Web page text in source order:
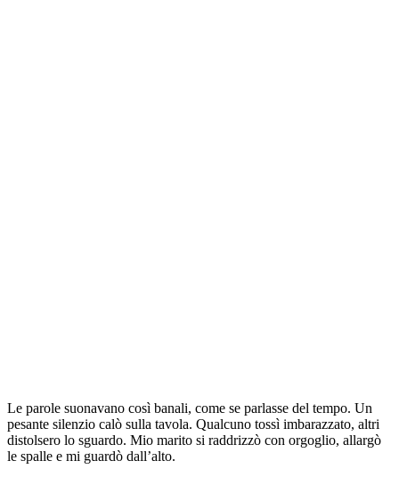
Le parole suonavano così banali, come se parlasse del tempo. Un
pesante silenzio calò sulla tavola. Qualcuno tossì imbarazzato, altri
distolsero lo sguardo. Mio marito si raddrizzò con orgoglio, allargò
le spalle e mi guardò dall’alto.